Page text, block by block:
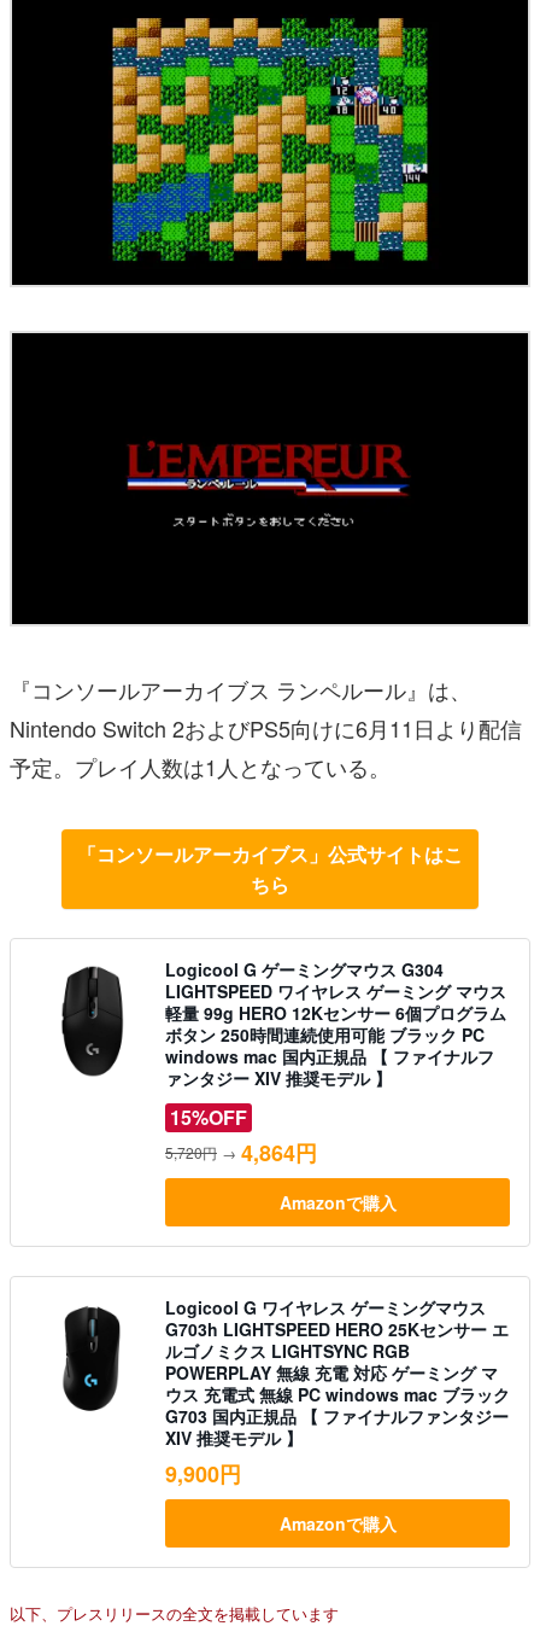
『コンソールアーカイブス ランペルール』は、
Nintendo Switch 2およびPS5向けに6月11日より配信
予定。プレイ人数は1人となっている。
「コンソールアーカイブス」公式サイトはこ
ちら
Logicool G ゲーミングマウス G304
LIGHTSPEED ワイヤレス ゲーミング マウス
軽量 99g HERO 12Kセンサー 6個プログラム
ボタン 250時間連続使用可能 ブラック PC
windows mac 国内正規品 【 ファイナルフ
ァンタジー XIV 推奨モデル 】
15%OFF
5,720円 → 4,864円
Amazonで購入
Logicool G ワイヤレス ゲーミングマウス
G703h LIGHTSPEED HERO 25Kセンサー エ
ルゴノミクス LIGHTSYNC RGB
POWERPLAY 無線 充電 対応 ゲーミング マ
ウス 充電式 無線 PC windows mac ブラック
G703 国内正規品 【 ファイナルファンタジー
XIV 推奨モデル 】
9,900円
Amazonで購入
以下、プレスリリースの全文を掲載しています